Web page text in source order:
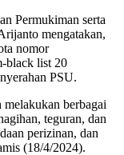
Permukiman serta
mengatakan,
nomor
black list 20
PSU.
berbagai
teguran, dan
perizinan, dan
(18/4/2024).